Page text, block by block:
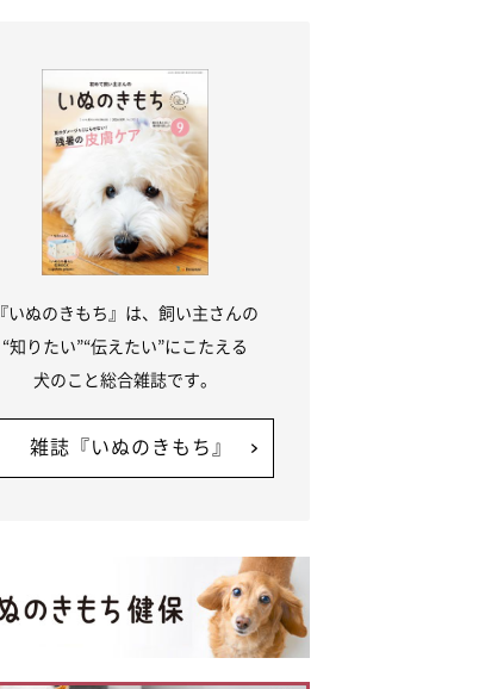
『いぬのきもち』は、飼い主さんの
“知りたい”“伝えたい”にこたえる
犬のこと総合雑誌です。
雑誌『いぬのきもち』